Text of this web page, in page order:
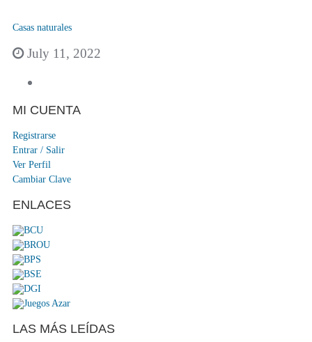
Casas naturales
July 11, 2022
MI CUENTA
Registrarse
Entrar / Salir
Ver Perfil
Cambiar Clave
ENLACES
LAS MÁS LEÍDAS